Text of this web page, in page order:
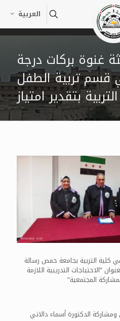
العربية
غنوة بركات درجة
قسم تربية الطفل
بتقدير امتياز
التربية بجامعة حمص رسالة
”الاحتياجات التدريبية اللازمة
المجتمعية”
الدكتورة أسماء دالاتي